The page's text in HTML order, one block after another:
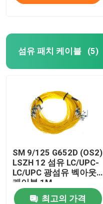
섬유 패치 케이블 (5)
SM 9/125 G652D (OS2)
LSZH 12 섬유 LC/UPC-
LC/UPC 광섬유 벡아웃
케이블 1M
최고의 가격